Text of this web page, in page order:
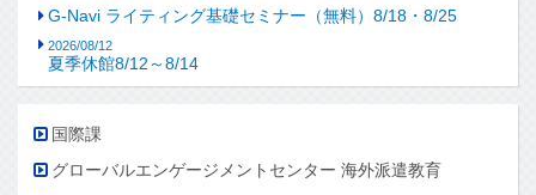
G-Navi ライティング基礎セミナー（無料）8/18・8/25
2026/08/12
夏季休館8/12～8/14
国際課
グローバルエンゲージメントセンター 海外派遣教育